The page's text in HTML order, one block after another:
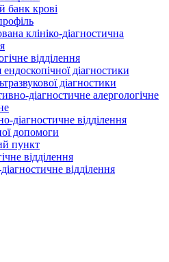
банк крові
клініко-діагностична
відділення
ендоскопічної діагностики
діагностики
діагностичне алергологічне
діагностичне відділення
допомоги
пункт
відділення
відділення